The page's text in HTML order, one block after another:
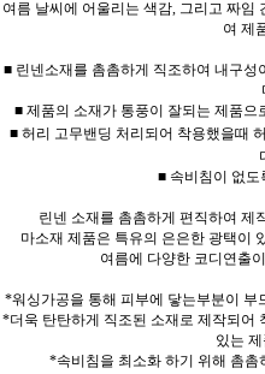
여름 날씨에 어울리는 색감, 그리고 짜임
여 제
■ 린넨소재를 촘촘하게 직조하여 내구성
■ 제품의 소재가 통풍이 잘되는 제품
■ 허리 고무밴딩 처리되어 착용했을때
■ 속비침이 없도
린넨 소재를 촘촘하게 편직하여 제
마소재 제품은 특유의 은은한 광택이
여름에 다양한 코디연출
*워싱가공을 통해 피부에 닿는부분이 부
*더욱 탄탄하게 직조된 소재로 제작되어
있는
*속비침을 최소화 하기 위해 촘